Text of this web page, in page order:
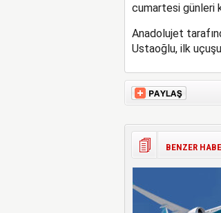
cumartesi günleri
Anadolujet
Ustaoğlu, ilk
BENZER